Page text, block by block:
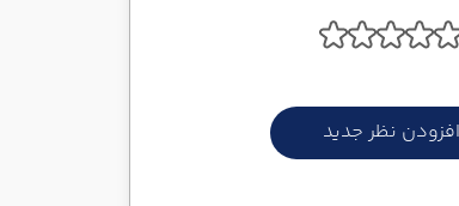
افزودن نظر جدید